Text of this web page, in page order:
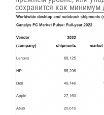
сохранится как минимум